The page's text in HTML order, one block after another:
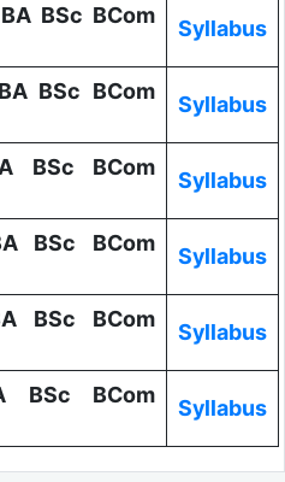
BSc BCom
Syllabus
BSc BCom
Syllabus
BSc BCom
Syllabus
BSc BCom
Syllabus
BSc BCom
Syllabus
BSc BCom
Syllabus